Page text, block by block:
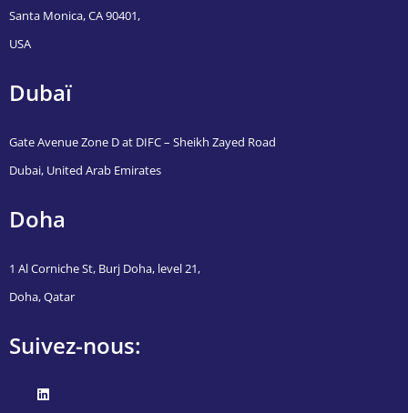
Santa Monica, CA 90401,
USA
Dubaï
Gate Avenue Zone D at DIFC – Sheikh Zayed Road
Dubai, United Arab Emirates
Doha
1 Al Corniche St, Burj Doha, level 21,
Doha, Qatar
Suivez-nous: